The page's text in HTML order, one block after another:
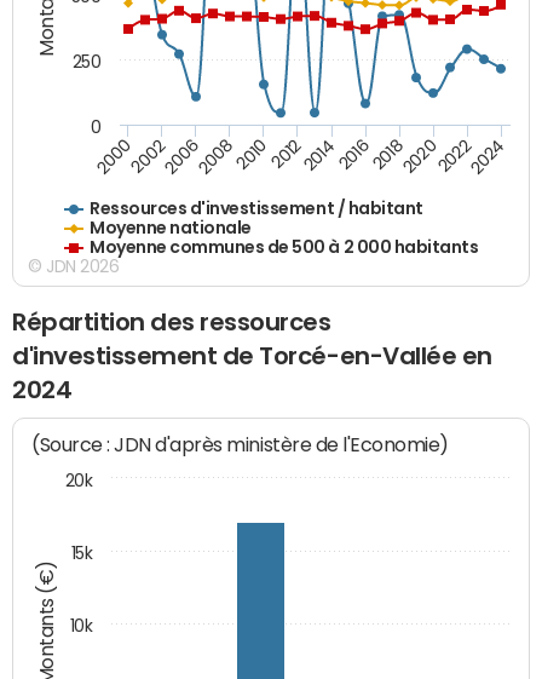
Ressources d'investissement / habitant
Moyenne nationale
Moyenne communes de 500 à 2 000 habitants
200020022006200820102012201420162018202020222024
0
250
© JDN 2026
Répartition des ressources
d'investissement de Torcé-en-Vallée en
2024
Montants (€)
(Source : JDN d'après ministère de l'Economie)
10k
15k
20k